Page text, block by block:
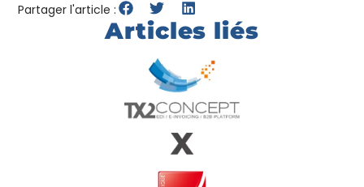
Partager l'article :
Articles liés